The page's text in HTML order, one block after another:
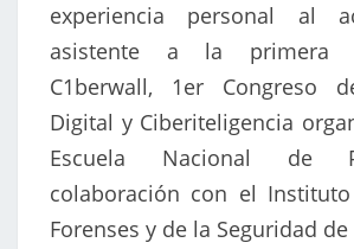
experiencia personal al
asistente a la primera
C1berwall, 1er Congreso
Digital y Ciberiteligencia
Escuela Nacional de
colaboración con el
Forenses y de la Seguridad de